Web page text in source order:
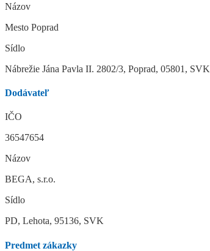
Názov
Mesto Poprad
Sídlo
Nábrežie Jána Pavla II. 2802/3, Poprad, 05801, SVK
Dodávateľ
IČO
36547654
Názov
BEGA, s.r.o.
Sídlo
PD, Lehota, 95136, SVK
Predmet zákazky